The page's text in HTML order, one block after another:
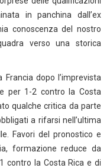
in panchina dall’ex
conoscenza del nostro
verso una storica
dopo l’imprevista
per 1-2 contro la Costa
qualche critica da parte
a rifarsi nell’ultima
Favori del pronostico e
formazione reduce da
contro la Costa Rica e di